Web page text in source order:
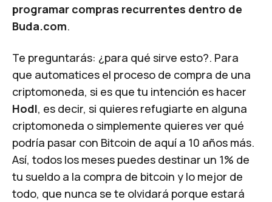
programar compras recurrentes dentro de
Buda.com.
Te preguntarás: ¿para qué sirve esto?. Para
que automatices el proceso de compra de una
criptomoneda, si es que tu intención es hacer
Hodl, es decir, si quieres refugiarte en alguna
criptomoneda o simplemente quieres ver qué
podría pasar con Bitcoin de aquí a 10 años más.
Así, todos los meses puedes destinar un 1% de
tu sueldo a la compra de bitcoin y lo mejor de
todo, que nunca se te olvidará porque estará